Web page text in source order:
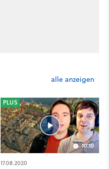
alle anzeigen
10:10
PLUS
17.08.2020